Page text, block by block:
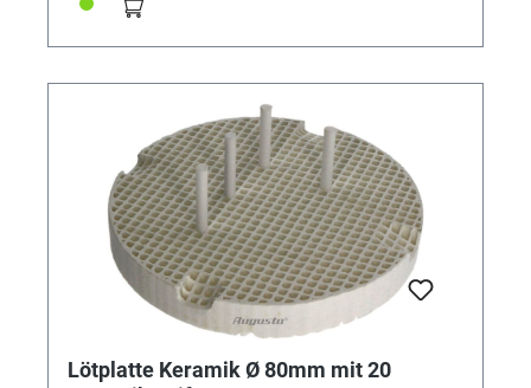
Lötplatte Keramik Ø 80mm mit 20